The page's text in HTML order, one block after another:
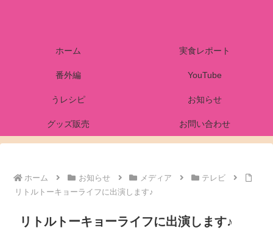
ホーム 実食レポート
番外編 YouTube
うレシピ お知らせ
グッズ販売 お問い合わせ
ホーム お知らせ メディア
テレビ
リトルトーキョーライフに出演します♪
リトルトーキョーライフに出演します♪